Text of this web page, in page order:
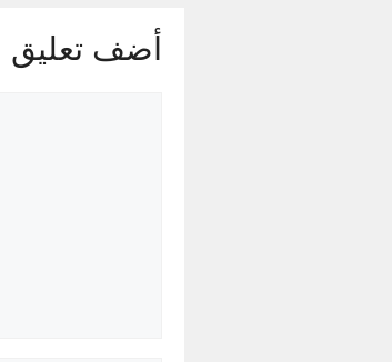
أضف تعليق